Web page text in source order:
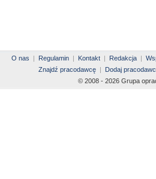
O nas | Regulamin | Kontakt | Redakcja |
Znajdź pracodawcę
|
Dodaj
© 2008 - 2026 Grupa